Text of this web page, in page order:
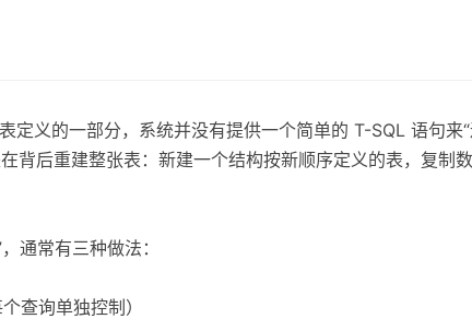
定义的一部分，系统并没有提供一个简单的 T-SQL 语句来
背后重建整张表：新建一个结构按新顺序定义的表，复制
通常有三种做法：
查询单独控制）